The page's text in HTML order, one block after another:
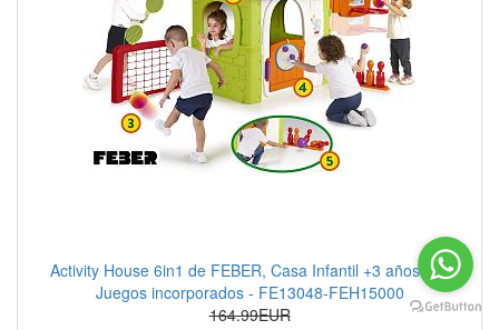
Activity House 6in1 de FEBER, Casa Infantil +3 años con
Juegos incorporados - FE13048-FEH15000
164.99EUR